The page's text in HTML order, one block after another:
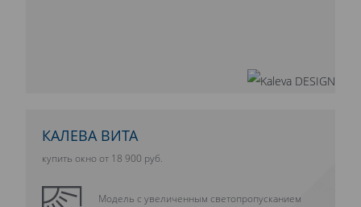
КАЛЕВА ВИТА
купить окно от 18 900 руб.
Модель с увеличенным светопропусканием